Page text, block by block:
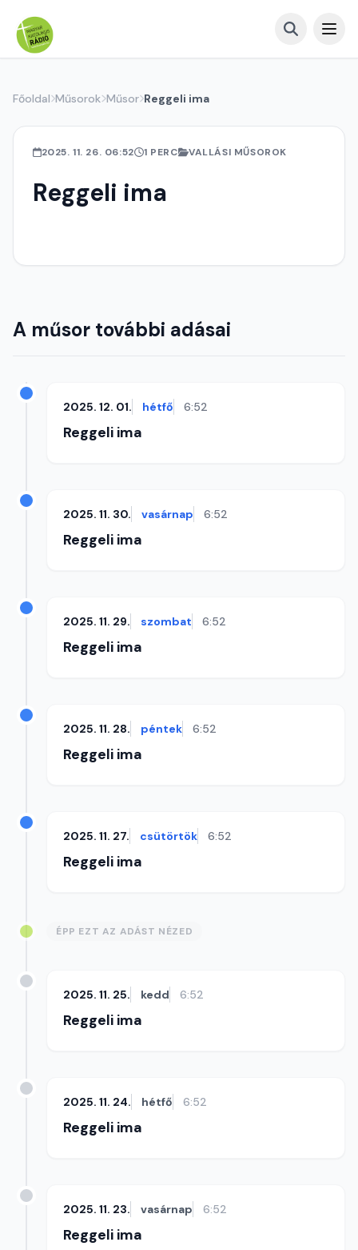
Főoldal Műsorok Műsor Reggeli ima
2025. 11. 26. 06:52 1 PERC VALLÁSI MŰSOROK
Reggeli ima
A műsor további adásai
2025. 12. 01. hétfő 6:52
Reggeli ima
2025. 11. 30. vasárnap 6:52
Reggeli ima
2025. 11. 29. szombat 6:52
Reggeli ima
2025. 11. 28. péntek 6:52
Reggeli ima
2025. 11. 27. csütörtök 6:52
Reggeli ima
ÉPP EZT AZ ADÁST NÉZED
2025. 11. 25. kedd 6:52
Reggeli ima
2025. 11. 24. hétfő 6:52
Reggeli ima
2025. 11. 23. vasárnap 6:52
Reggeli ima